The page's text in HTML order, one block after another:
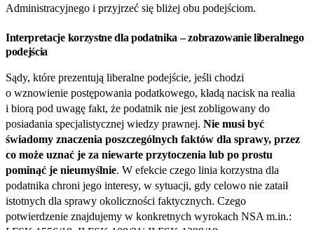
Administracyjnego i przyjrzeć się bliżej obu podejściom.
Interpretacje korzystne dla podatnika – zobrazowanie liberalnego
podejścia
Sądy, które prezentują liberalne podejście, jeśli chodzi
o wznowienie postępowania podatkowego, kładą nacisk na realia
i biorą pod uwagę fakt, że podatnik nie jest zobligowany do
posiadania specjalistycznej wiedzy prawnej. Nie musi być
świadomy znaczenia poszczególnych faktów dla sprawy, przez
co może uznać je za niewarte przytoczenia lub po prostu
pominąć je nieumyślnie. W efekcie czego linia korzystna dla
podatnika chroni jego interesy, w sytuacji, gdy celowo nie zataił
istotnych dla sprawy okoliczności faktycznych. Czego
potwierdzenie znajdujemy w konkretnych wyrokach NSA m.in.: